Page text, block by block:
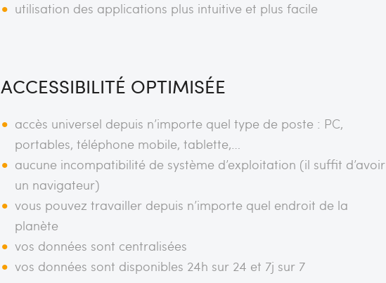
utilisation des applications plus intuitive et plus facile
ACCESSIBILITÉ OPTIMISÉE
accès universel depuis n’importe quel type de poste : PC,
portables, téléphone mobile, tablette,…
aucune incompatibilité de système d’exploitation (il suffit d’avoir
un navigateur)
vous pouvez travailler depuis n’importe quel endroit de la
planète
vos données sont centralisées
vos données sont disponibles 24h sur 24 et 7j sur 7